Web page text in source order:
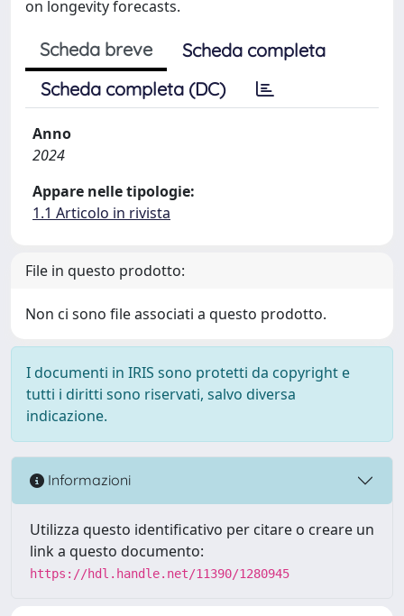
on longevity forecasts.
Scheda breve
Scheda completa
Scheda completa (DC)
Anno
2024
Appare nelle tipologie:
1.1 Articolo in rivista
File in questo prodotto:
Non ci sono file associati a questo prodotto.
I documenti in IRIS sono protetti da copyright e
tutti i diritti sono riservati, salvo diversa
indicazione.
Informazioni
Utilizza questo identificativo per citare o creare un
link a questo documento:
https://hdl.handle.net/11390/1280945